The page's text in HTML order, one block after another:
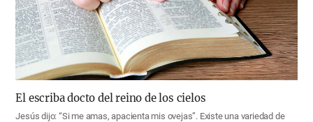
El escriba docto del reino de los cielos
Jesús dijo: “Si me amas, apacienta mis ovejas”. Existe una variedad de